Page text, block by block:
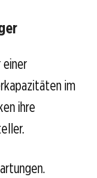
im
ihre